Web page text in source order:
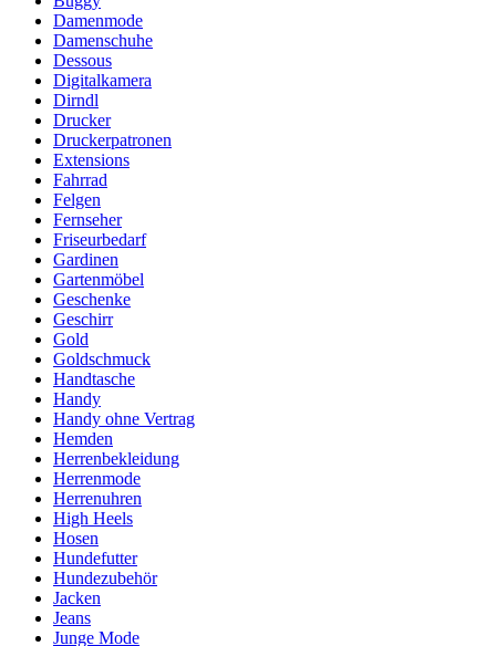
Damenmode
Damenschuhe
Dessous
Digitalkamera
Dirndl
Drucker
Druckerpatronen
Extensions
Fahrrad
Felgen
Fernseher
Friseurbedarf
Gardinen
Gartenmöbel
Geschenke
Geschirr
Gold
Goldschmuck
Handtasche
Handy
Handy ohne Vertrag
Hemden
Herrenbekleidung
Herrenmode
Herrenuhren
High Heels
Hosen
Hundefutter
Hundezubehör
Jacken
Jeans
Junge Mode